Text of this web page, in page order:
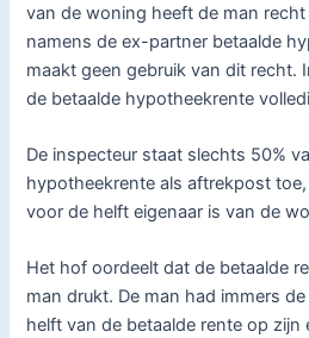
van de woning heeft de man
namens de ex-partner betaalde
maakt geen gebruik van dit recht.
de betaalde hypotheekrente
De inspecteur staat slechts 50%
hypotheekrente als aftrekpost
voor de helft eigenaar is van de
Het hof oordeelt dat de betaalde
man drukt. De man had immers
helft van de betaalde rente op zijn